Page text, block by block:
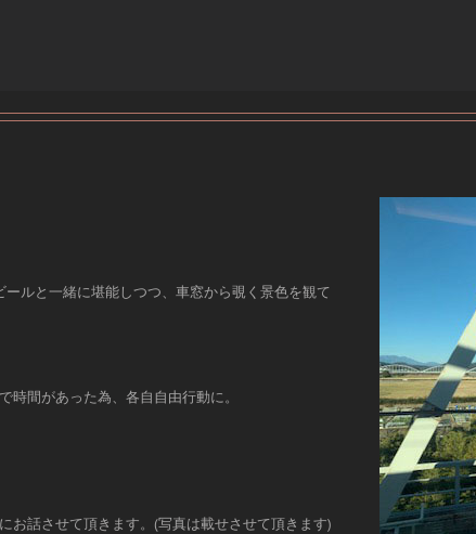
ルと一緒に堪能しつつ、車窓から覗く景色を観て
間があった為、各自自由行動に。
お話させて頂きます。(写真は載せさせて頂きます)